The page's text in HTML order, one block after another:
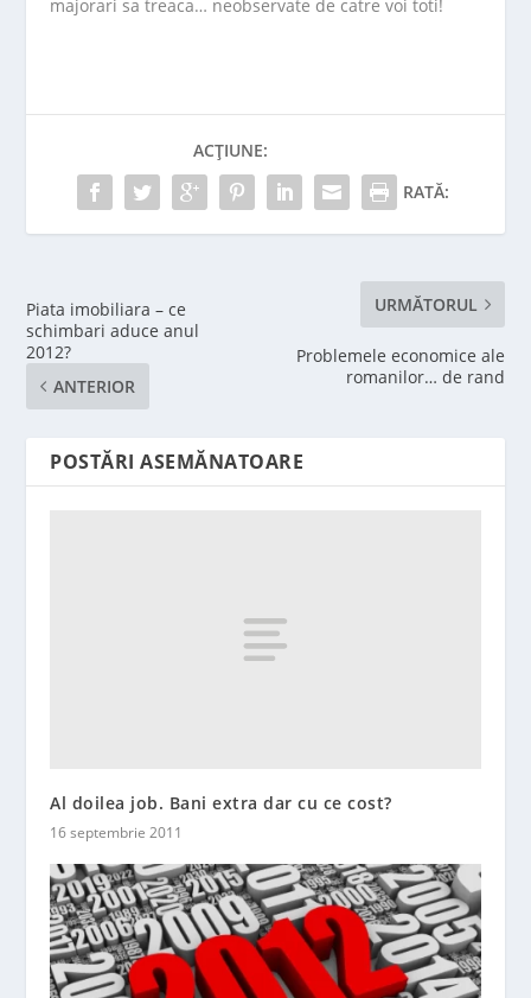
majorari sa treaca… neobservate de catre voi toti!
ACȚIUNE:
RATĂ:
Piata imobiliara – ce
schimbari aduce anul
2012?
ANTERIOR
URMĂTORUL
Problemele economice ale
romanilor… de rand
POSTĂRI ASEMĂNATOARE
Al doilea job. Bani extra dar cu ce cost?
16 septembrie 2011